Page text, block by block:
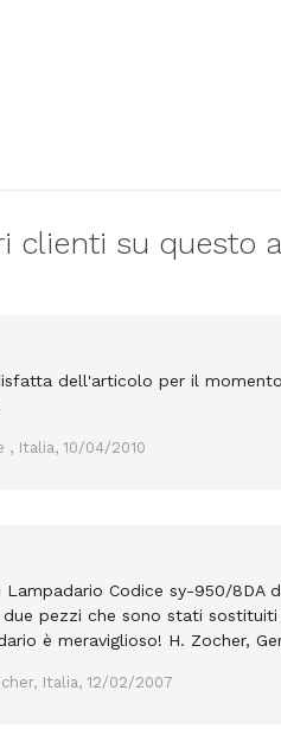
clienti su questo
dell'articolo per il
Italia, 10/04/2010
Codice sy-950/8DA
pezzi che sono stati
è meraviglioso! H. Zocher,
Italia, 12/02/2007